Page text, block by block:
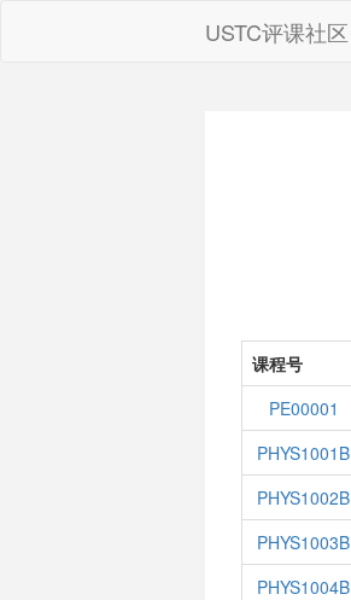
USTC评课社区
课程号
PE00001
PHYS1001B
PHYS1002B
PHYS1003B
PHYS1004B